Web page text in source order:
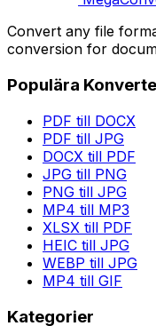
Convert any file
conversion for
Populära
PDF till DOCX
PDF till JPG
DOCX till PDF
JPG till PNG
PNG till JPG
MP4 till MP3
XLSX till PDF
HEIC till JPG
WEBP till JPG
MP4 till GIF
Kategorier